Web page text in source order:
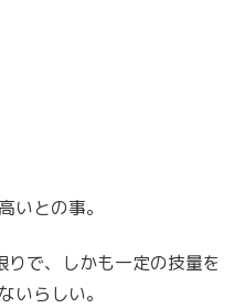
いとの事。
で、しかも一定の技量を
いらしい。